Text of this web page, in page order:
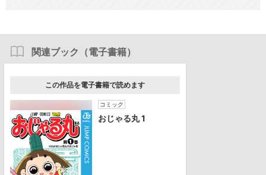
関連ブック（電子書籍）
この作品を電子書籍で読めます
コミック
おじゃる丸 1